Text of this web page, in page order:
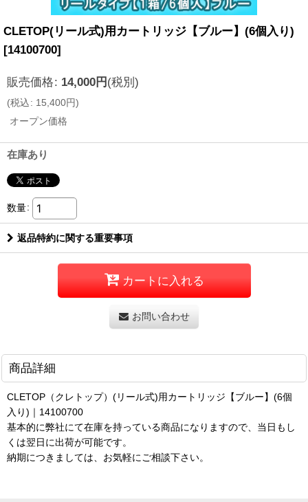
CLETOP(リール式)用カートリッジ【ブルー】(6個入り)
[14100700]
販売価格: 14,000円(税別)
(税込: 15,400円)
オープン価格
在庫あり
数量:
返品特約に関する重要事項
カートに入れる
お問い合わせ
商品詳細
CLETOP（クレトップ）(リール式)用カートリッジ【ブルー】(6個
入り)｜14100700
基本的に弊社にて在庫を持っている商品になりますので、当日もし
くは翌日に出荷が可能です。
納期につきましては、お気軽にご相談下さい。